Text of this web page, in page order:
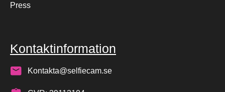
Press
Kontaktinformation
Kontakta@selfiecam.se